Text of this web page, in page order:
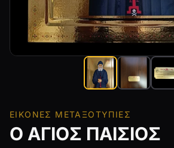
ΕΙΚΌΝΕΣ ΜΕΤΑΞΟΤΥΠΊΕΣ
Ο ΑΓΙΟΣ ΠΑΙΣΙΟΣ